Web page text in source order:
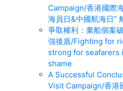
Campaign/香港國際
海員日&中國航海日”
爭取權利：棄船個案
強後盾/Fighting for
strong for seafarers
shame
A Successful
Visit Campaign/香港